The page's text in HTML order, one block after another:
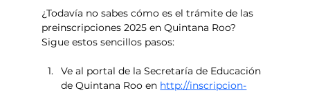
¿Todavía no sabes cómo es el trámite de las
preinscripciones 2025 en Quintana Roo?
Sigue estos sencillos pasos:
Ve al portal de la Secretaría de Educación
de Quintana Roo en http://inscripcion-